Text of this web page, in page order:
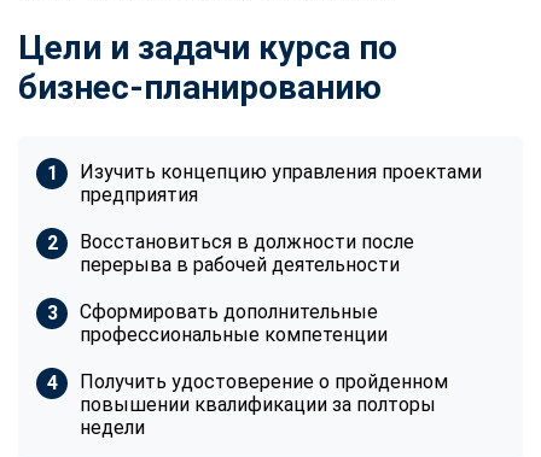
Цели и задачи курса по
бизнес-планированию
Изучить концепцию управления проектами
предприятия
Восстановиться в должности после
перерыва в рабочей деятельности
Сформировать дополнительные
профессиональные компетенции
Получить удостоверение о пройденном
повышении квалификации за полторы
недели